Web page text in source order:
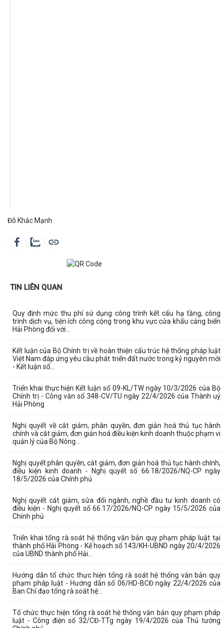
Đỗ Khắc Mạnh
TIN LIÊN QUAN
Quy định mức thu phí sử dụng công trình kết cấu hạ tầng, công
trình dịch vụ, tiện ích công cộng trong khu vực cửa khẩu cảng biển
Hải Phòng đối với...
Kết luận của Bộ Chính trị về hoàn thiện cấu trúc hệ thống pháp luật
Việt Nam đáp ứng yêu cầu phát triển đất nước trong kỷ nguyên mới
- Kết luận số...
Triển khai thực hiện Kết luận số 09-KL/TW ngày 10/3/2026 của Bộ
Chính trị - Công văn số 348-CV/TU ngày 22/4/2026 của Thành uỷ
Hải Phòng
Nghị quyết về cắt giảm, phân quyền, đơn giản hoá thủ tục hành
chính và cắt giảm, đơn giản hoá điều kiện kinh doanh thuộc phạm vi
quản lý của Bộ Nông...
Nghị quyết phân quyền, cắt giảm, đơn giản hoá thủ tục hành chính,
điều kiện kinh doanh - Nghị quyết số 66.18/2026/NQ-CP ngày
18/5/2026 của Chính phủ
Nghị quyết cắt giảm, sửa đổi ngành, nghề đầu tư kinh doanh có
điều kiện - Nghị quyết số 66.17/2026/NQ-CP ngày 15/5/2026 của
Chính phủ
Triển khai tổng rà soát hệ thống văn bản quy phạm pháp luật tại
thành phố Hải Phòng - Kế hoạch số 143/KH-UBND ngày 20/4/2026
của UBND thành phố Hải...
Hướng dẫn tổ chức thực hiện tổng rà soát hệ thống văn bản quy
phạm pháp luật - Hướng dẫn số 06/HD-BCĐ ngày 22/4/2026 của
Ban Chỉ đạo tổng rà soát hệ...
Tổ chức thực hiện tổng rà soát hệ thống văn bản quy phạm pháp
luật - Công điện số 32/CĐ-TTg ngày 19/4/2026 của Thủ tướng